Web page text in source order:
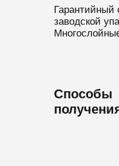
Гарантийный
заводской
Способы